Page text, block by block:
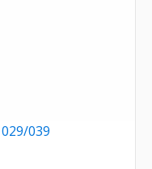
039